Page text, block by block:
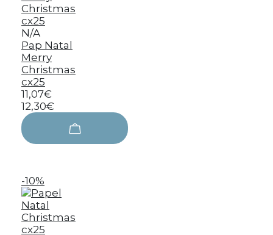
N/A
Pap Natal
Merry
Christmas
cx25
11,07€
12,30€
-10%